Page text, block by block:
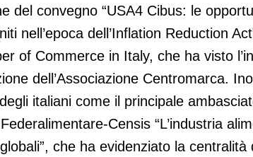
del convegno “USA4 Cibus: le
nell’epoca dell’Inflation Reduction
of Commerce in Italy, che ha visto
dell’Associazione Centromarca.
italiani come il principale
Censis “L’industria
che ha evidenziato la centralità